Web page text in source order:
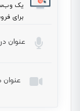
یک
برای
عنوان
محهتنه